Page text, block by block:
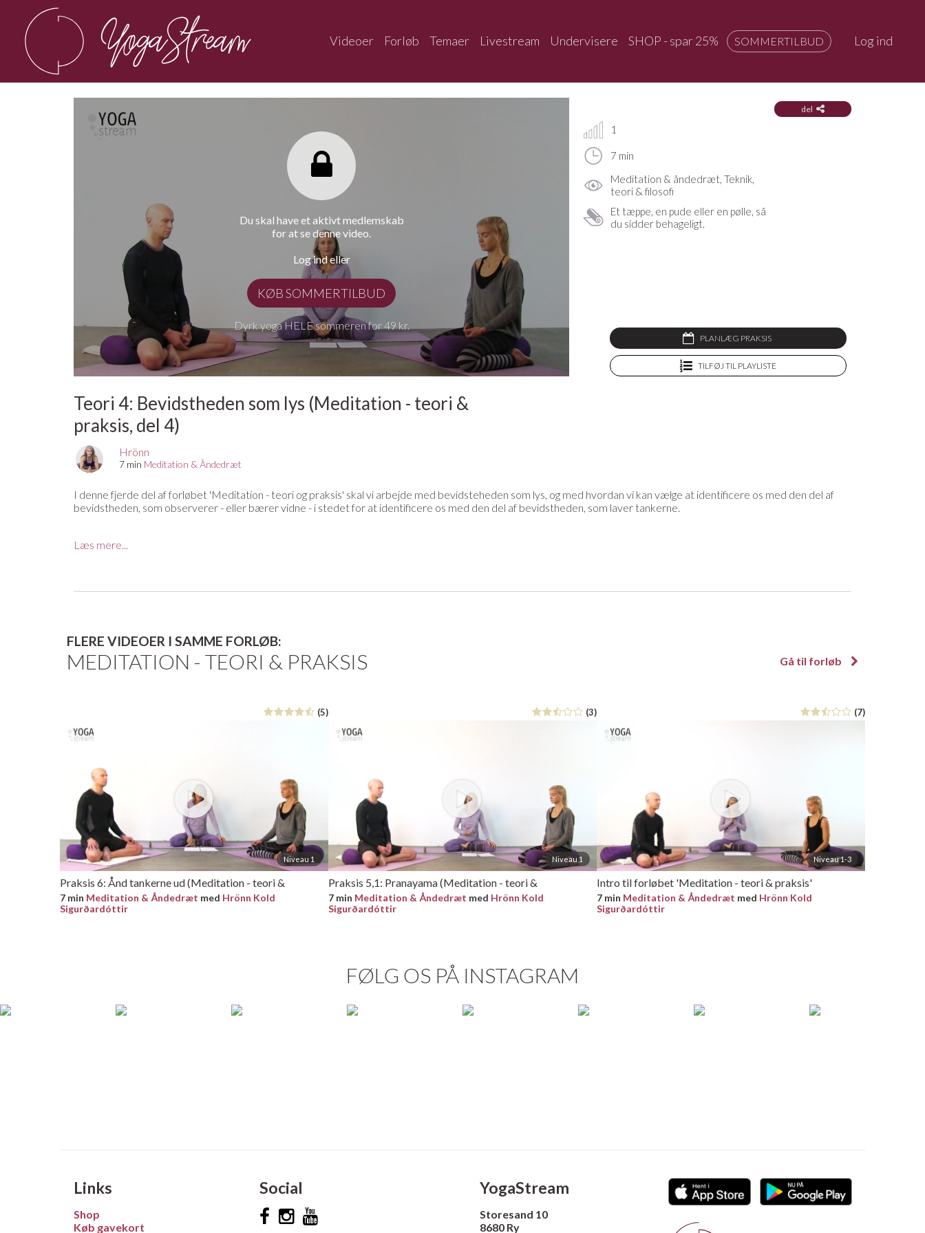
Videoer Forløb Temaer Livestream Undervisere SHOP - spar 25% SOMMERTILBUD Log ind
Du skal have et aktivt medlemskab
for at se denne video.
Log ind eller
KØB SOMMERTILBUD
Dyrk yoga HELE sommeren for 49 kr.
del
1
7 min
Meditation & åndedræt, Teknik,
teori & filosofi
Et tæppe, en pude eller en pølle, så
du sidder behageligt.
PLANLÆG PRAKSIS
TILFØJ TIL PLAYLISTE
Teori 4: Bevidstheden som lys (Meditation - teori &
praksis, del 4)
Hrönn
7 min Meditation & Åndedræt
I denne fjerde del af forløbet 'Meditation - teori og praksis' skal vi arbejde med bevidsteheden som lys, og med hvordan vi kan vælge at identificere os med den del af
bevidstheden, som observerer - eller bærer vidne - i stedet for at identificere os med den del af bevidstheden, som laver tankerne.
Læs mere...
FLERE VIDEOER I SAMME FORLØB:
MEDITATION - TEORI & PRAKSIS Gå til forløb
(5)
Niveau 1
Praksis 6: Ånd tankerne ud (Meditation - teori &
praksis, del 6)
7 min Meditation & Åndedræt med Hrönn Kold
Sigurðardóttir
(3)
Niveau 1
Praksis 5,1: Pranayama (Meditation - teori &
praksis, del 5)
7 min Meditation & Åndedræt med Hrönn Kold
Sigurðardóttir
(7)
Niveau 1-3
Intro til forløbet 'Meditation - teori & praksis'
7 min Meditation & Åndedræt med Hrönn Kold
Sigurðardóttir
FØLG OS PÅ INSTAGRAM
Links
Shop
Køb gavekort
Social YogaStream
Storesand 10
8680 Ry